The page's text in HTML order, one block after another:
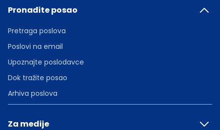
Pronađite posao
Pretraga poslova
Poslovi na email
Upoznajte poslodavce
Dok tražite posao
Arhiva poslova
Za medije